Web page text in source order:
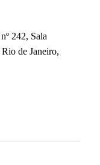
242, Sala
de Janeiro,